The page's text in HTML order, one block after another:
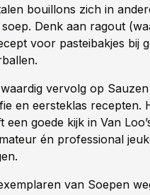
bouillons zich in
Denk aan ragout
voor pasteibakjes bij
vervolg op
en eersteklas recepten.
een goede kijk in Van
én professional
van Soepen